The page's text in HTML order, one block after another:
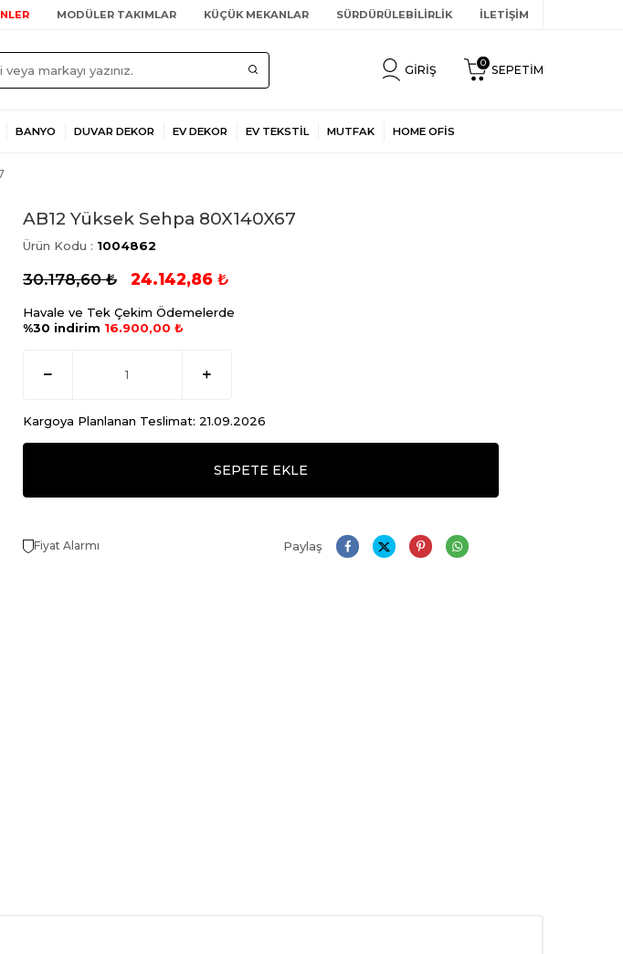
MODÜLER TAKIMLAR KÜÇÜK MEKANLAR SÜRDÜRÜLEBİLİRLİK İLETİŞİM
GIRIŞ 0 SEPETIM
BANYO DUVAR DEKOR EV DEKOR EV TEKSTİL MUTFAK HOME OFİS
AB12 Yüksek Sehpa 80X140X67
Ürün Kodu : 1004862
30.178,60₺ 24.142,86 ₺
Havale ve Tek Çekim Ödemelerde
%30 indirim 16.900,00 ₺
Kargoya Planlanan Teslimat: 21.09.2026
SEPETE EKLE
Fiyat Alarmı Paylaş